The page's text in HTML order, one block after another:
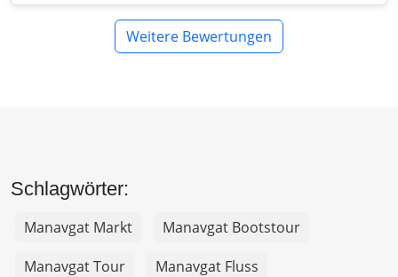
Weitere Bewertungen
Schlagwörter:
Manavgat Markt
Manavgat Bootstour
Manavgat Tour
Manavgat Fluss